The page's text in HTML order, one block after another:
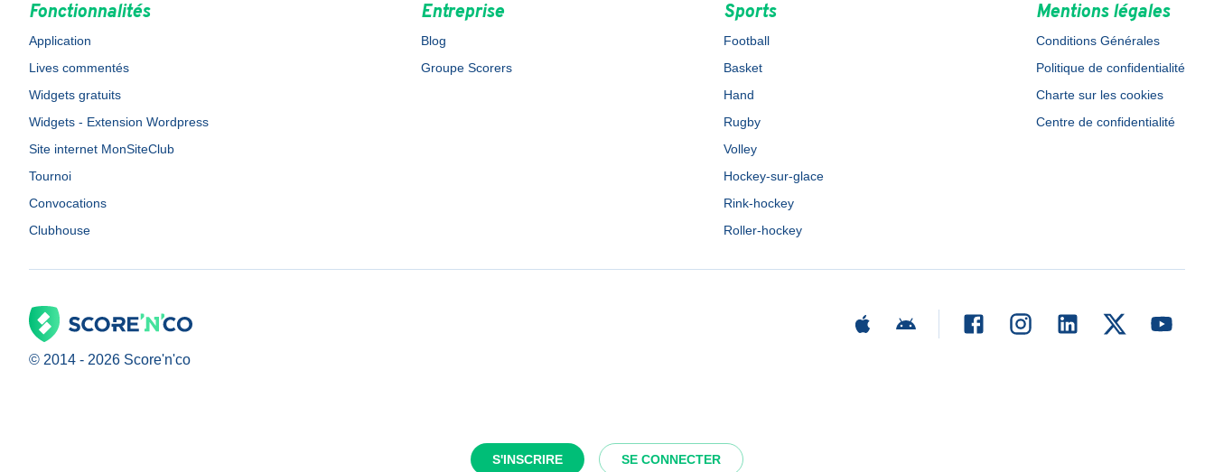
S'INSCRIRE SE CONNECTER
Fonctionnalités
Application
Lives commentés
Widgets gratuits
Widgets - Extension Wordpress
Site internet MonSiteClub
Tournoi
Convocations
Clubhouse
Entreprise
Blog
Groupe Scorers
Sports
Football
Basket
Hand
Rugby
Volley
Hockey-sur-glace
Rink-hockey
Roller-hockey
Mentions légales
Conditions Générales
Politique de confidentialité
Charte sur les cookies
Centre de confidentialité
© 2014 - 2026 Score'n'co